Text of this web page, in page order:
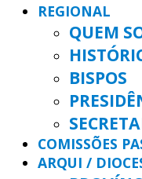
REGIONAL
QUEM
BISPOS
COMISSÕES
ARQUI /